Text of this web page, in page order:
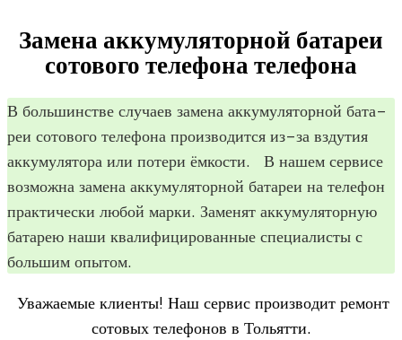
Замена аккумуляторной батареи
сотового телефона телефона
В боль­шин­стве слу­чаев замена акку­му­ля­тор­ной бата­
реи сото­вого теле­фона про­из­во­дится из-за взду­тия
акку­му­ля­тора или потери ёмко­сти. В нашем сер­висе
воз­можна замена акку­му­ля­тор­ной бата­реи на теле­фон
прак­ти­че­ски любой марки. Заме­нят акку­му­ля­тор­ную
бата­рею наши ква­ли­фи­ци­ро­ван­ные спе­ци­а­ли­сты с
боль­шим опытом.
Ува­жа­е­мые кли­енты! Наш сер­вис про­из­во­дит ремонт
сото­вых теле­фо­нов в Тольятти.